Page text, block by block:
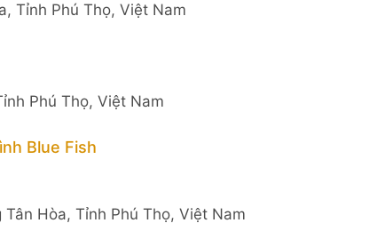
Tỉnh Phú Thọ, Việt Nam
Phú Thọ, Việt Nam
Blue Fish
Hòa, Tỉnh Phú Thọ, Việt Nam